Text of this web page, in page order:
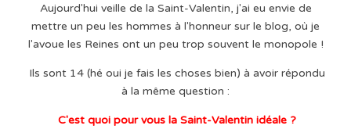
Aujourd'hui veille de la Saint-Valentin, j'ai eu envie de
mettre un peu les hommes à l'honneur sur le blog, où je
l'avoue les Reines ont un peu trop souvent le monopole !
Ils sont 14 (hé oui je fais les choses bien) à avoir répondu
à la même question :
C'est quoi pour vous la Saint-Valentin idéale ?